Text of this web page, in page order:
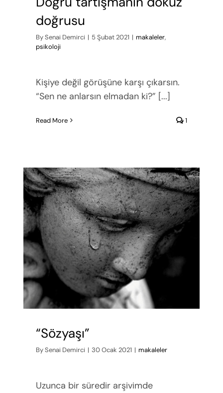
doğrusu
BySenai Demirci | 5 Şubat 2021 | makaleler,
psikoloji
Kişiye değil görüşüne karşı çıkarsın.
“Sen ne anlarsın elmadan ki?” [...]
Read More 1
“Sözyaşı”
BySenai Demirci | 30 Ocak 2021 | makaleler
Uzunca bir süredir arşivimde